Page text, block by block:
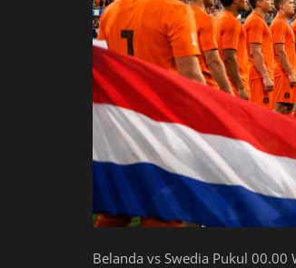
Belanda vs Swedia Pukul